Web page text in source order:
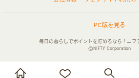
お買い物・サービス利用で貯める
PC版を見る
毎日の暮らしでポイントを貯めるなら！ニフ
©NIFTY Corporation